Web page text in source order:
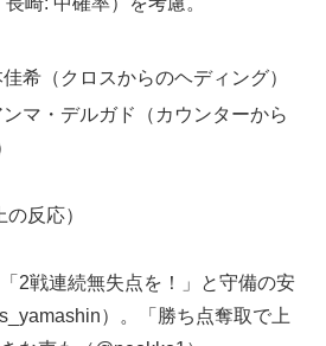
希（クロスからのヘディング）
マ・デルガド（カウンターから
反応）
2戦連続無失点を！」と守備の安
）。「勝ち点奪取で上